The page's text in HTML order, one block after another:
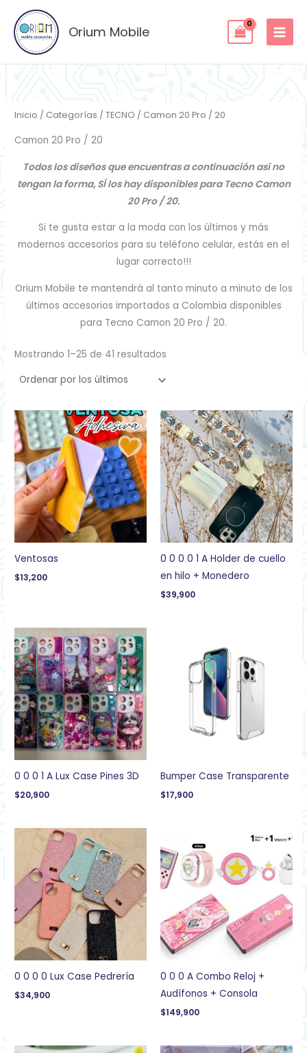
contenido
Orium Mobile
Inicio / Categorías /TECNO / Camon 20 Pro / 20
Camon 20 Pro / 20
Todos los diseños que encuentras a continuación así no
tengan la forma, SÍ los hay disponibles para Tecno Camon
20 Pro / 20.
Si te gusta estar a la moda con los últimos y más
modernos accesorios para su teléfono celular, estás en el
lugar correcto!!!
Orium Mobile te mantendrá al tanto minuto a minuto de los
últimos accesorios importados a Colombia disponibles
para Tecno Camon 20 Pro / 20.
Mostrando 1–25 de 41 resultados
Ventosas
$13,200
0 0 0 0 1 A Holder de cuello
en hilo + Monedero
$39,900
0 0 0 1 A Lux Case Pines 3D
$20,900
Bumper Case Transparente
$17,900
0 0 0 0 Lux Case Pedrería
$34,900
0 0 0 A Combo Reloj +
Audífonos + Consola
$149,900